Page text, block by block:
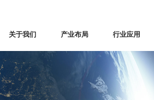
关于我们 产业布局 行业应用